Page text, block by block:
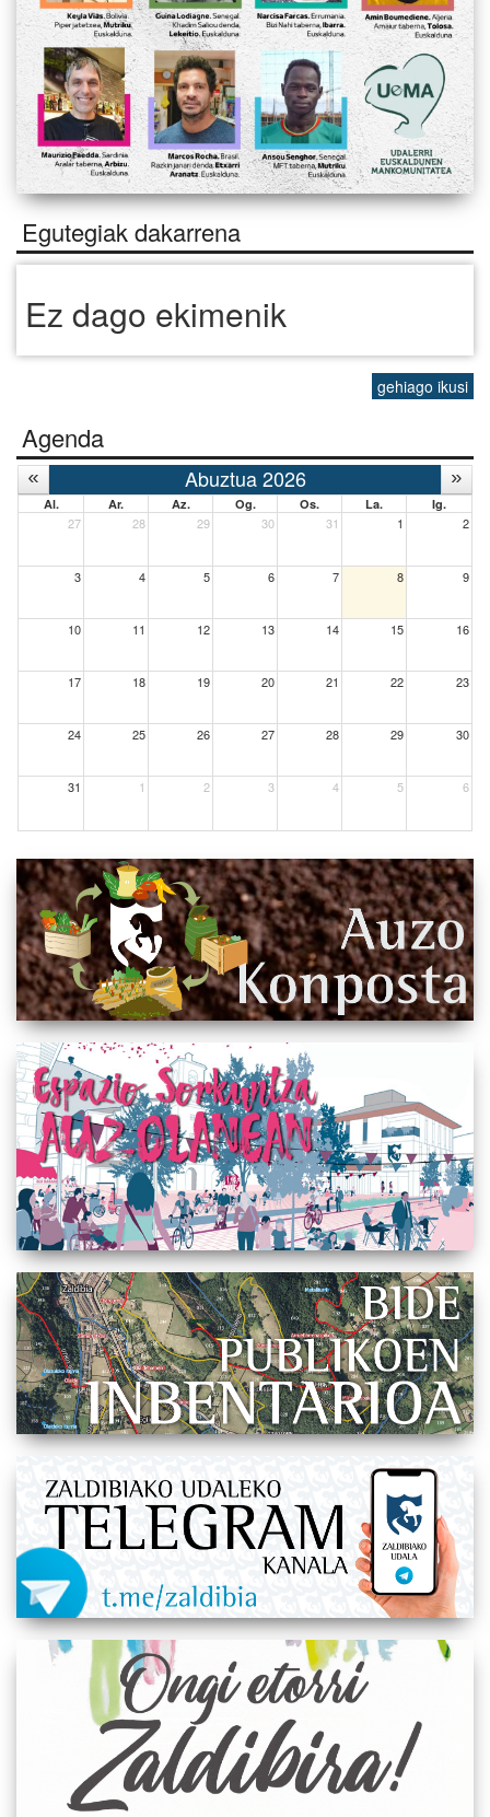
Egutegiak dakarrena
Ez dago ekimenik
gehiago ikusi
Agenda
Abuztua 2026
Al. Ar. Az. Og. Os. La. Ig.
27 28 29 30 31 1 2
3 4 5 6 7 8 9
10 11 12 13 14 15 16
17 18 19 20 21 22 23
24 25 26 27 28 29 30
31 1 2 3 4 5 6